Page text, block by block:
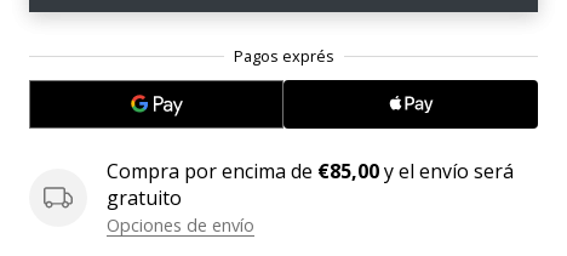
Compra por encima de €85,00y el envío será
gratuito
Opciones de envío